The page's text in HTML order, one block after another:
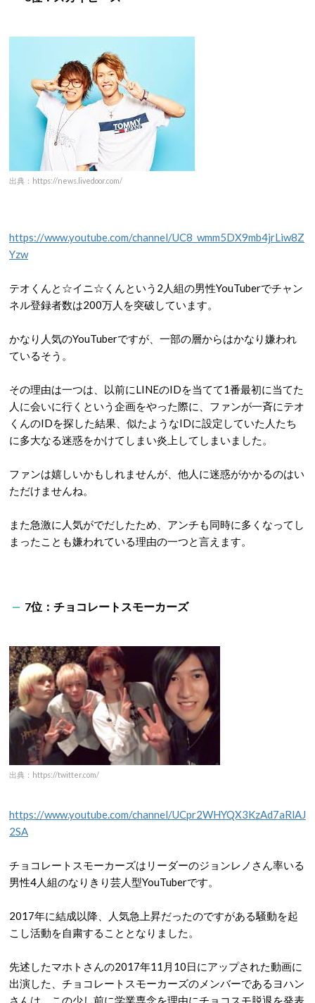
出典：https://news.livedoor.com/
https://www.youtube.com/channel/UC8_wmm5DX9mb4jrLiw8Z
Yzw
テオくんと ☆イニ☆ くんという 2 人組の男性YouTuberでチャン
ネル登録者数は200万人を突破しています。
かなり人気のYouTuberですが、一部の層からはかなり嫌われ
ているそう。
その理由は一つは、以前にLINEのIDを当てて1番最初に当てた
人に会いに行くという企画をやった際に、ファンが一斉にテオ
くんのIDを探した結果、似たようなIDに設定していた人たち
に多大なる迷惑をかけてしまい炎上してしまいました。
ファンは嬉しいかもしれませんが、他人に迷惑がかかるのはい
ただけませんね。
また急激に人気がでだしたため、アンチも同時に多くなってし
まったことも嫌われている理由の一つと言えます。
7位：チョコレートスモーカーズ
出典：https://twitter.com/
https://www.youtube.com/channel/UCpr2WHYQX3KzAd7aRlAJ
2SA
チョコレートスモーカーズはリーダーのジョンレノさん率いる
男性4人組のなりきり芸人型YouTuberです。
2017年に結成以降、人気急上昇だったのですがある騒動を起
こし活動を自粛することとなりました。
先述したマホトさんの2017年11 月 10日にアップされた動画に
出演した、チョコレートスモーカーズのメンバーであるヨハン
さんは、この少し前に学業専念を理由にチョコスモ脱退を発表